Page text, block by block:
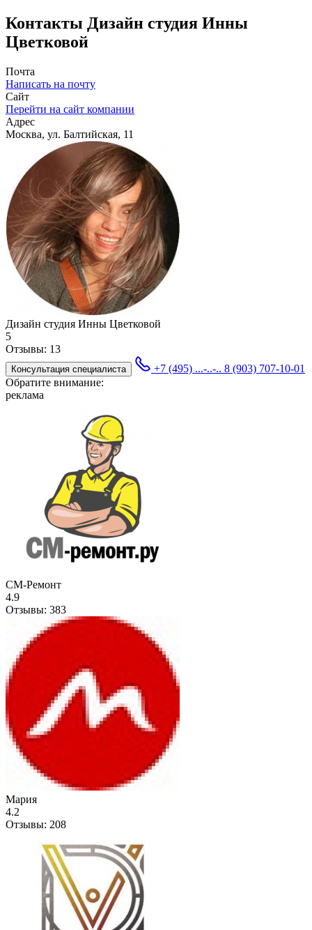
Контакты Дизайн студия Инны
Цветковой
Почта
Написать на почту
Сайт
Перейти на сайт компании
Адрес
Москва, ул. Балтийская, 11
Дизайн студия Инны Цветковой
5
Отзывы: 13
Консультация специалиста +7 (495) ...-..-.. 8 (903) 707-10-01
Обратите внимание:
реклама
СМ-Ремонт
4.9
Отзывы: 383
Мария
4.2
Отзывы: 208